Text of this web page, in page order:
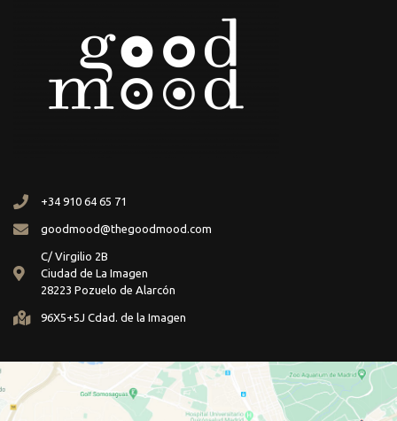
+34 910 64 65 71
goodmood@thegoodmood.com
C/ Virgilio 2B
Ciudad de La Imagen
28223 Pozuelo de Alarcón
96X5+5J Cdad. de la Imagen